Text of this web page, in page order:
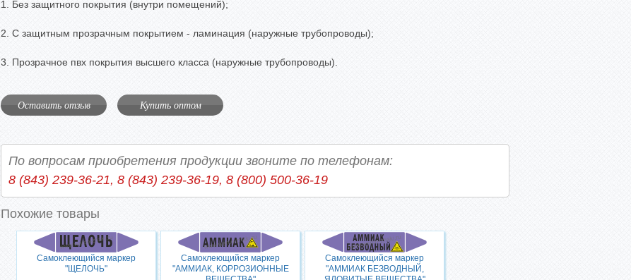
1. Без защитного покрытия (внутри помещений);
2. С защитным прозрачным покрытием - ламинация (наружные трубопроводы);
3. Прозрачное пвх покрытия высшего класса (наружные трубопроводы).
Оставить отзыв Купить оптом
По вопросам приобретения продукции звоните по телефонам:
8 (843) 239-36-21, 8 (843) 239-36-19, 8 (800) 500-36-19
Похожие товары
Самоклеющийся маркер
"ЩЕЛОЧЬ"
Самоклеющийся маркер
"АММИАК, КОРРОЗИОННЫЕ
Самоклеющийся маркер
"АММИАК БЕЗВОДНЫЙ,